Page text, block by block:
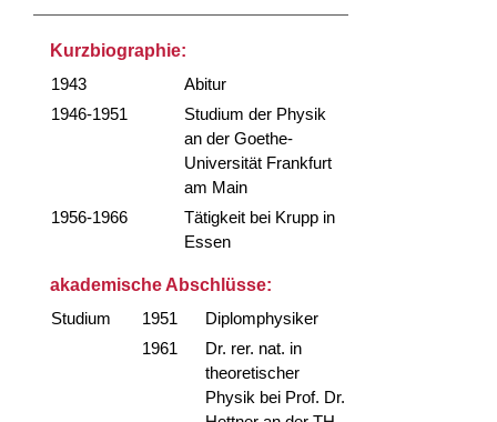
Kurzbiographie:
1943
Abitur
1946-1951
Studium der Physik
an der Goethe-
Universität Frankfurt
am Main
1956-1966
Tätigkeit bei Krupp in
Essen
akademische Abschlüsse:
Studium
1951
Diplomphysiker
1961
Dr. rer. nat. in
theoretischer
Physik bei Prof. Dr.